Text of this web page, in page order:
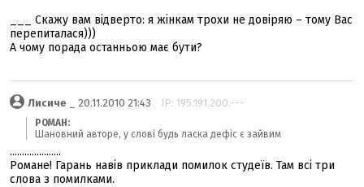
___ Скажу вам відверто: я жінкам трохи не довіряю – тому Вас
перепиталася)))
А чому порада останньою має бути?
Лисиче _ 20.11.2010 21:43 IP: 195.191.200.---
POMAH:
Шановний авторе, у слові будь ласка дефіс є зайвим
.....................
Романе! Гарань навів приклади помилок студеїв. Там всі три
слова з помилками.